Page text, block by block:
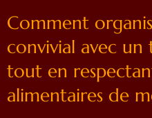
Comment
convivial avec
tout en
alimentaires de